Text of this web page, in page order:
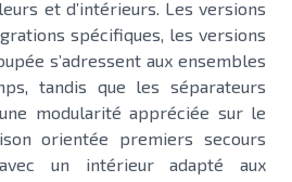
et d’intérieurs. Les versions
spécifiques, les versions
s’adressent aux ensembles
tandis que les séparateurs
modularité appréciée sur le
orientée premiers secours
un intérieur adapté aux